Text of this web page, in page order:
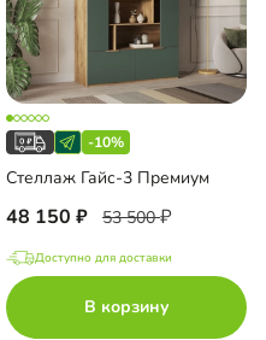
-10%
Стеллаж Гайс-3 Премиум
48 150 53 500
Доступно для доставки
В корзину